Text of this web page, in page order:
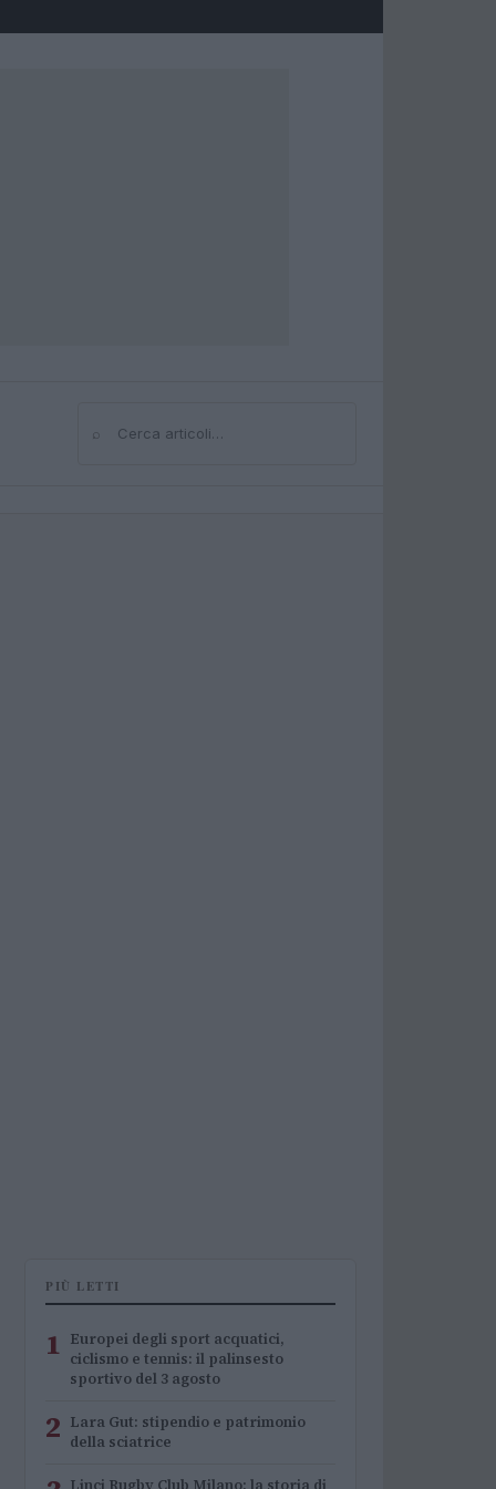
⌕Cerca
PIÙ LETTI
1 Europei degli sport acquatici,
ciclismo e tennis: il palinsesto
sportivo del 3 agosto
2 Lara Gut: stipendio e patrimonio
della sciatrice
Linci Rugby Club Milano: la storia di